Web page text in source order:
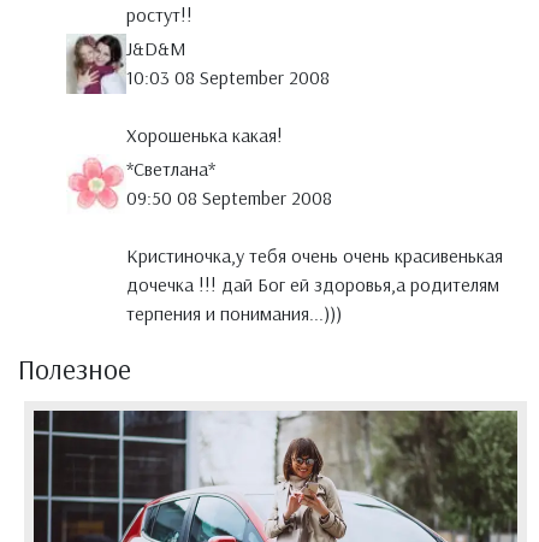
ростут!!
J&D&M
10:03 08 September 2008
Хорошенька какая!
*Светлана*
09:50 08 September 2008
Кристиночка,у тебя очень очень красивенькая
дочечка !!! дай Бог ей здоровья,а родителям
терпения и понимания...)))
Полезное